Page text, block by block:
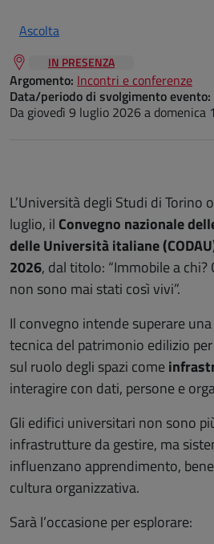
Ascolta
IN PRESENZA
Argomento: Incontri e conferenze
Data/periodo di svolgimento evento:
Da giovedì 9 luglio 2026a domenica
L’Università degli Studi di Torino
luglio, il Convegno nazionale
delle Università italiane
2026, dal titolo: “Immobile a
non sono mai stati così vivi”.
Il convegno intende superare
tecnica del patrimonio edilizio
sul ruolo degli spazi come
interagire con dati, persone e
Gli edifici universitari non sono
infrastrutture da gestire, ma
influenzano apprendimento,
cultura organizzativa.
Sarà l’occasione per esplorare: